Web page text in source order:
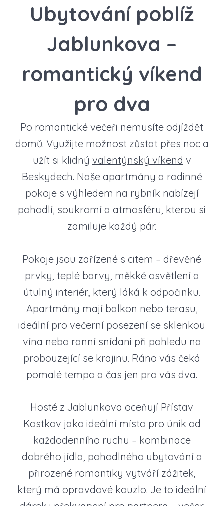
Ubytování poblíž
Jablunkova –
romantický víkend
pro dva
Po romantické večeři nemusíte odjíždět
domů. Využijte možnost zůstat přes noc a
užít si klidný valentýnský víkend v
Beskydech. Naše apartmány a rodinné
pokoje s výhledem na rybník nabízejí
pohodlí, soukromí a atmosféru, kterou si
zamiluje každý pár.
Pokoje jsou zařízené s citem – dřevěné
prvky, teplé barvy, měkké osvětlení a
útulný interiér, který láká k odpočinku.
Apartmány mají balkon nebo terasu,
ideální pro večerní posezení se sklenkou
vína nebo ranní snídani při pohledu na
probouzející se krajinu. Ráno vás čeká
pomalé tempo a čas jen pro vás dva.
Hosté z Jablunkova oceňují Přístav
Kostkov jako ideální místo pro únik od
každodenního ruchu – kombinace
dobrého jídla, pohodlného ubytování a
přirozené romantiky vytváří zážitek,
který má opravdové kouzlo. Je to ideální